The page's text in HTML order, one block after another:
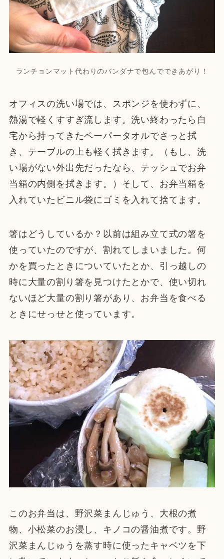
ランチョンマット代わりのバンダナで包んでできあがり！
オフィスの洗い場では、スポンジを使わずに、
熱湯で軽くすすぎ流します。洗い終わったら自
宅から持ってきたペーパータオルでさっと拭
き、テーブルの上も軽く拭きます。（もし、洗
い場がない外出先だったなら、テッシュでお弁
当箱の内側を拭きます。）そして、お弁当箱を
入れていたビニル袋にゴミを入れて捨てます。
箸はどうしているか？以前は組み立て式の箸を
使っていたのですが、割れてしまいました。何
かを買ったときについていたとか、引っ越しの
時に大量の割り箸を見つけたとかで、使い切れ
ないほど大量の割り箸があり、お弁当を食べる
ときにせっせと使っています。
このお弁当は、野沢菜まんじゅう、大根の煮
物、小松菜のお浸し、キノコの醤油煮です。野
沢菜まんじゅうを蒸す時に使ったキャベツを下